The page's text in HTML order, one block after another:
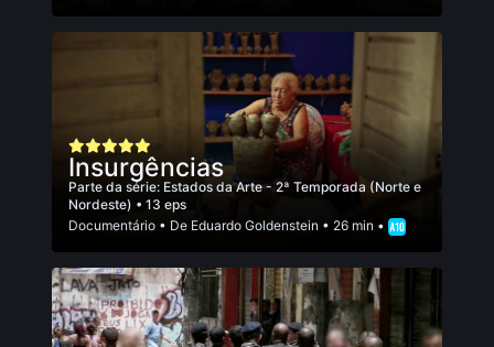
Insurgências
Parte da série: Estados da Arte - 2ª Temporada (Norte e
Nordeste) • 13 eps
Documentário • De Eduardo Goldenstein • 26 min •